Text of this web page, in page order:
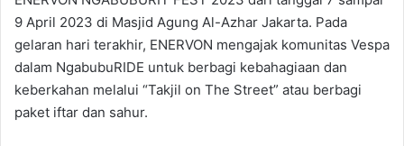
9 April 2023 di Masjid Agung Al-Azhar Jakarta. Pada
gelaran hari terakhir, ENERVON mengajak komunitas Vespa
dalam NgabubuRIDE untuk berbagi kebahagiaan dan
keberkahan melalui “Takjil on The Street” atau berbagi
paket iftar dan sahur.